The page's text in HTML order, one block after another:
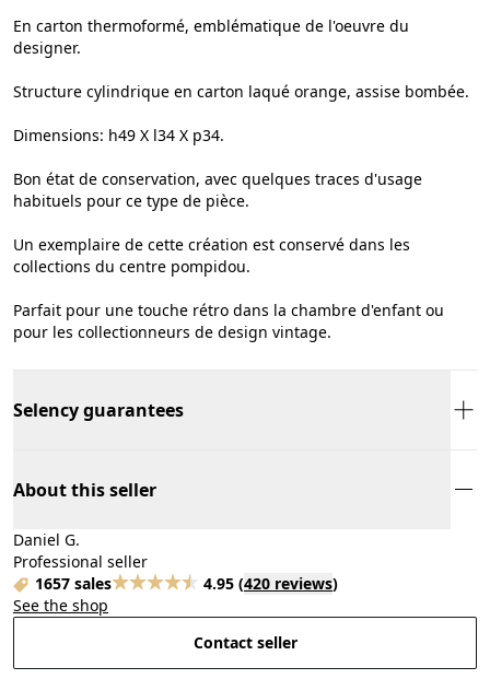
En carton thermoformé, emblématique de l'oeuvre du
designer.
Structure cylindrique en carton laqué orange, assise bombée.
Dimensions: h49 X l34 X p34.
Bon état de conservation, avec quelques traces d'usage
habituels pour ce type de pièce.
Un exemplaire de cette création est conservé dans les
collections du centre pompidou.
Parfait pour une touche rétro dans la chambre d'enfant ou
pour les collectionneurs de design vintage.
Selency guarantees
About this seller
Daniel G.
Professional seller
1657 sales
4.95 (420 reviews)
See the shop
Contact seller